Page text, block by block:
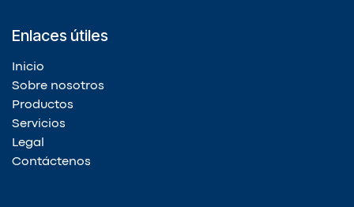
Enlaces útiles
Inicio
Sobre nosotros
Productos
Servicios
Legal
Contáctenos